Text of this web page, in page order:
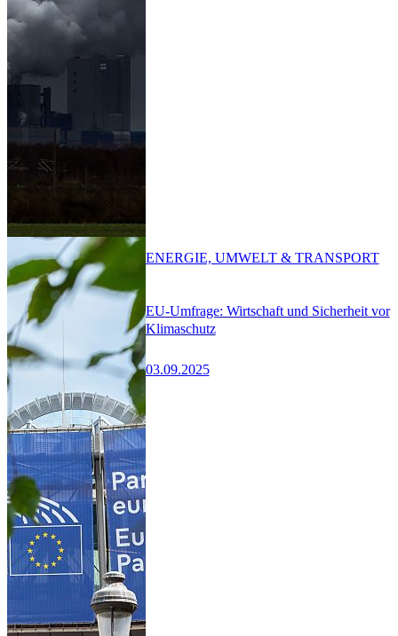
EU-Umfrage: Wirtschaft und Sicherheit vor
Klimaschutz
03.09.2025
ENERGIE, UMWELT & TRANSPORT